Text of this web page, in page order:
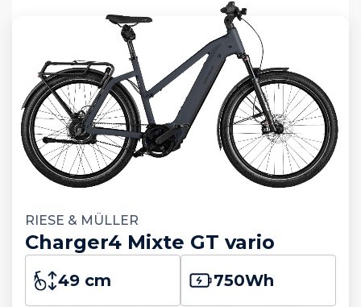
RIESE & MÜLLER
Charger4 Mixte GT vario
49 cm 750Wh